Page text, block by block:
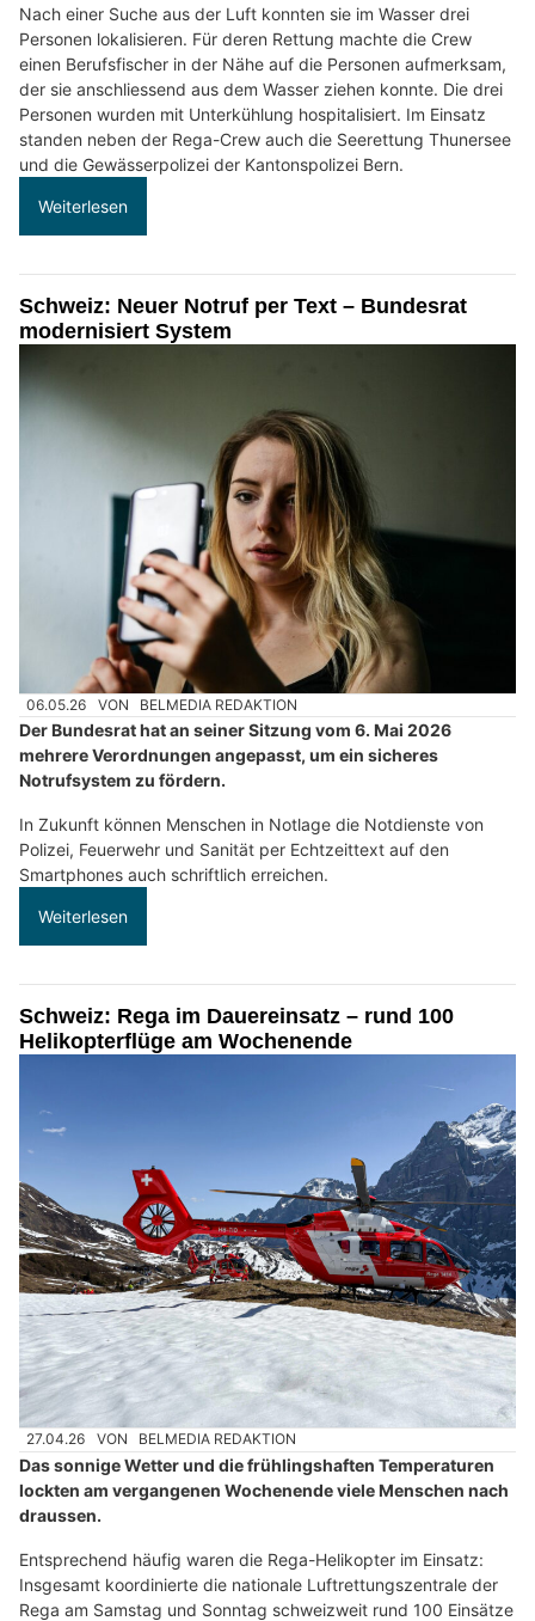
Nach einer Suche aus der Luft konnten sie im Wasser drei
Personen lokalisieren. Für deren Rettung machte die Crew
einen Berufsfischer in der Nähe auf die Personen aufmerksam,
der sie anschliessend aus dem Wasser ziehen konnte. Die drei
Personen wurden mit Unterkühlung hospitalisiert. Im Einsatz
standen neben der Rega-Crew auch die Seerettung Thunersee
und die Gewässerpolizei der Kantonspolizei Bern.
Weiterlesen
Schweiz: Neuer Notruf per Text – Bundesrat
modernisiert System
06.05.26 VON BELMEDIA REDAKTION
Der Bundesrat hat an seiner Sitzung vom 6. Mai 2026
mehrere Verordnungen angepasst, um ein sicheres
Notrufsystem zu fördern.
In Zukunft können Menschen in Notlage die Notdienste von
Polizei, Feuerwehr und Sanität per Echtzeittext auf den
Smartphones auch schriftlich erreichen.
Weiterlesen
Schweiz: Rega im Dauereinsatz – rund 100
Helikopterflüge am Wochenende
27.04.26 VON BELMEDIA REDAKTION
Das sonnige Wetter und die frühlingshaften Temperaturen
lockten am vergangenen Wochenende viele Menschen nach
draussen.
Entsprechend häufig waren die Rega-Helikopter im Einsatz:
Insgesamt koordinierte die nationale Luftrettungszentrale der
Rega am Samstag und Sonntag schweizweit rund 100 Einsätze